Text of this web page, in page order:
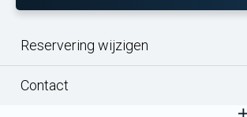
Reservering wijzigen
Contact